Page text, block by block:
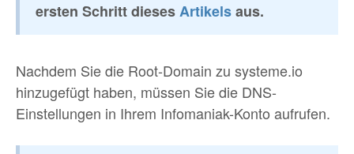
ersten Schritt diesesArtikelsaus.
Nachdem Sie die Root-Domain zu systeme.io
hinzugefügt haben, müssen Sie die DNS-
Einstellungen in Ihrem Infomaniak-Konto aufrufen.